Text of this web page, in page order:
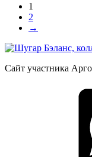
1
2
→
Сайт участника